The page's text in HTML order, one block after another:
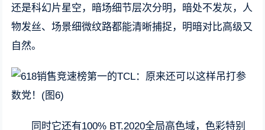
还是科幻片星空，暗场细节层次分明，暗处不发灰，人
物发丝、场景细微纹路都能清晰捕捉，明暗对比高级又
自然。
同时它还有100% BT.2020全局高色域，色彩特别